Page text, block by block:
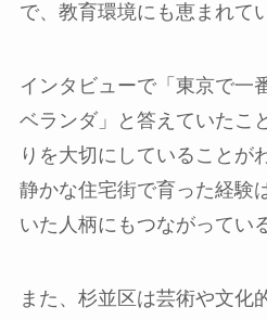
で、教育環境にも恵まれて
インタビューで「東京で一
ベランダ」と答えていたこ
りを大切にしていることが
静かな住宅街で育った経験
いた人柄にもつながってい
また、杉並区は芸術や文化